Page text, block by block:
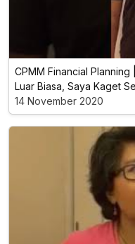
CPMM Financial
Luar Biasa, Saya Kaget
14 November 2020